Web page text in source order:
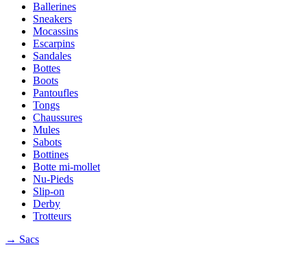
Ballerines
Sneakers
Mocassins
Escarpins
Sandales
Bottes
Boots
Pantoufles
Tongs
Chaussures
Mules
Sabots
Bottines
Botte mi-mollet
Nu-Pieds
Slip-on
Derby
Trotteurs
→ Sacs